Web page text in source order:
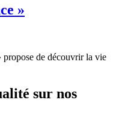
»
propose de découvrir la vie
sur nos